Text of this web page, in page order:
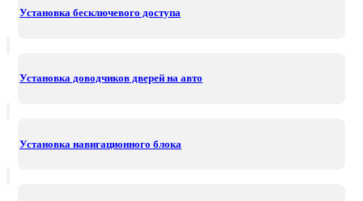
Установка бесключевого доступа
Установка доводчиков дверей на авто
Установка навигационного блока